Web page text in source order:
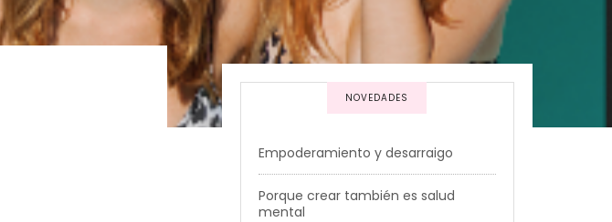
NOVEDADES
Empoderamiento y desarraigo
Porque crear también es salud
mental